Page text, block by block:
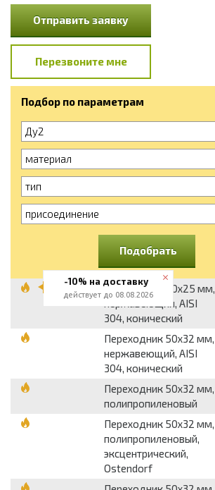
Отправить заявку
Перезвоните мне
Подбор по параметрам
Ду2
материал
тип
присоединение
Подобрать
Переходник 50x25 мм,
нержавеющий, AISI
304, конический
Переходник 50x32 мм,
нержавеющий, AISI
304, конический
Переходник 50x32 мм,
полипропиленовый
Переходник 50x32 мм,
полипропиленовый,
эксцентрический,
Ostendorf
-10% на доставку
действует до 08.08.2026